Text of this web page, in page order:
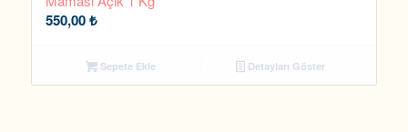
550,00₺
Sepete Ekle Detayları Göster